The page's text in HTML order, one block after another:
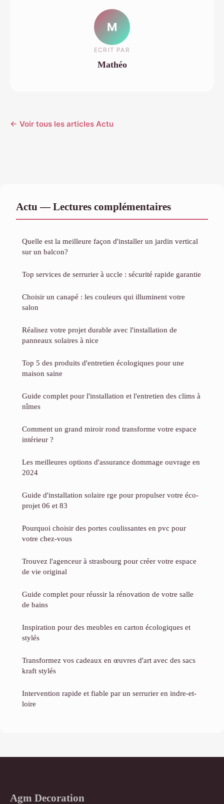
M
ECRIT PAR
Mathéo
← Voir tous les articles Actu
Actu — Lectures complémentaires
Quelle est la meilleure façon d'installer un jardin vertical
sur un balcon?
Top services de serrurier à uccle : sécurité rapide garantie
Choisir un canapé : les couleurs qui illuminent votre
salon
Réalisez votre projet durable avec l'installation de
panneaux solaires à nice
Top 5 des produits d'entretien écologiques pour une
maison saine
Guide complet pour l'installation et l'entretien des clims à
nîmes
Comment un grand miroir rond transforme votre espace
intérieur ?
Les meilleures options d'assurance dommage ouvrage en
2024
Guide d'installation solaire rge pour propulser votre éco-
projet 06 et 83
Pourquoi choisir des portes coulissantes en pvc pour
votre chez-vous
Trouvez l'agenceur à strasbourg pour créer votre espace
de vie original
Guide complet pour réussir la rénovation de votre salle
de bains
Inspiration pour des meubles en carton écologiques et
stylés
Transformez vos cadeaux en œuvres d'art avec des sacs
kraft stylés
Intervention rapide et fiable par un serrurier en indre-et-
loire
Agm Decoration